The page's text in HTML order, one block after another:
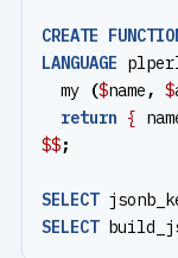
CREATE
LANGUAGE
my
($name, $
return {
$$;
SELECT
SELECT